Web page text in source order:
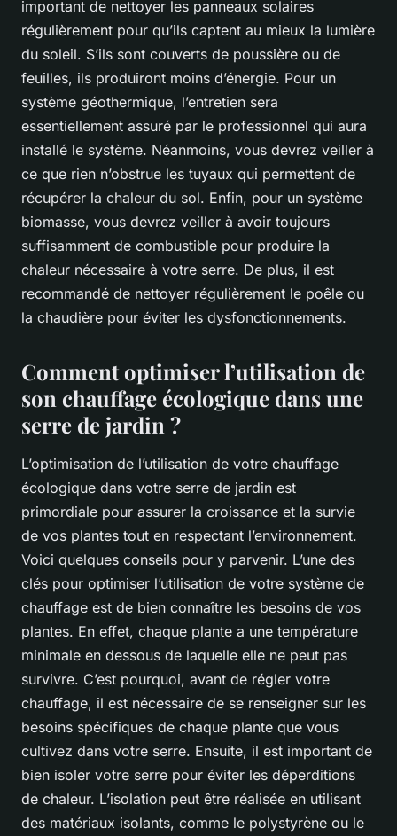
important de nettoyer les panneaux solaires
régulièrement pour qu’ils captent au mieux la lumière
du soleil. S’ils sont couverts de poussière ou de
feuilles, ils produiront moins d’énergie. Pour un
système géothermique, l’entretien sera
essentiellement assuré par le professionnel qui aura
installé le système. Néanmoins, vous devrez veiller à
ce que rien n’obstrue les tuyaux qui permettent de
récupérer la chaleur du sol. Enfin, pour un système
biomasse, vous devrez veiller à avoir toujours
suffisamment de combustible pour produire la
chaleur nécessaire à votre serre. De plus, il est
recommandé de nettoyer régulièrement le poêle ou
la chaudière pour éviter les dysfonctionnements.
Comment optimiser l’utilisation de
son chauffage écologique dans une
serre de jardin ?
L’optimisation de l’utilisation de votre chauffage
écologique dans votre serre de jardin est
primordiale pour assurer la croissance et la survie
de vos plantes tout en respectant l’environnement.
Voici quelques conseils pour y parvenir. L’une des
clés pour optimiser l’utilisation de votre système de
chauffage est de bien connaître les besoins de vos
plantes. En effet, chaque plante a une température
minimale en dessous de laquelle elle ne peut pas
survivre. C’est pourquoi, avant de régler votre
chauffage, il est nécessaire de se renseigner sur les
besoins spécifiques de chaque plante que vous
cultivez dans votre serre. Ensuite, il est important de
bien isoler votre serre pour éviter les déperditions
de chaleur. L’isolation peut être réalisée en utilisant
des matériaux isolants, comme le polystyrène ou le